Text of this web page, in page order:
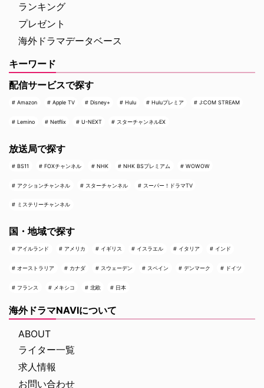
ランキング
プレゼント
海外ドラマデータベース
キーワード
配信サービスで探す
Amazon Apple TV Disney+ Hulu Huluプレミア J:COM STREAM
Lemino Netflix U-NEXT スターチャンネルEX
放送局で探す
BS11 FOXチャンネル NHK NHK BSプレミアム WOWOW
アクションチャンネル スターチャンネル スーパー！ドラマTV
ミステリーチャンネル
国・地域で探す
アイルランド アメリカ イギリス イスラエル イタリア インド
オーストラリア カナダ スウェーデン スペイン デンマーク ドイツ
フランス メキシコ 北欧 日本
海外ドラマNAVIについて
ABOUT
ライター一覧
求人情報
お問い合わせ